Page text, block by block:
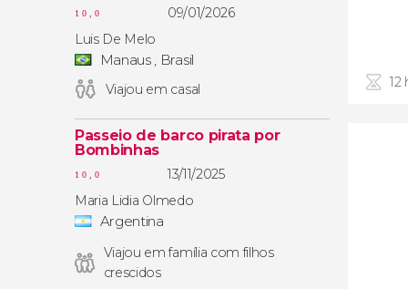
10,0
09/01/2026
Luis De Melo
Manaus , Brasil
Viajou em casal
Passeio de barco pirata por
Bombinhas
10,0
13/11/2025
Maria Lidia Olmedo
Argentina
Viajou em família com filhos
crescidos
12